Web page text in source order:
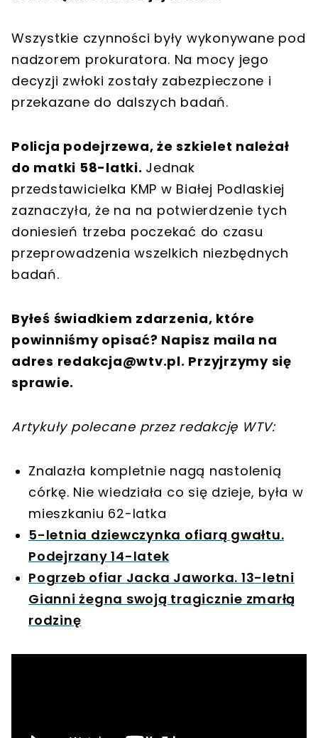
Wszystkie czynności były wykonywane pod
nadzorem prokuratora. Na mocy jego
decyzji zwłoki zostały zabezpieczone i
przekazane do dalszych badań.
Policja podejrzewa, że szkielet należał
do matki 58-latki. Jednak
przedstawicielka KMP w Białej Podlaskiej
zaznaczyła, że na na potwierdzenie tych
doniesień trzeba poczekać do czasu
przeprowadzenia wszelkich niezbędnych
badań.
Byłeś świadkiem zdarzenia, które
powinniśmy opisać? Napisz maila na
adres redakcja@wtv.pl. Przyjrzymy się
sprawie.
Artykuły polecane przez redakcję WTV:
Znalazła kompletnie nagą nastolenią
córkę. Nie wiedziała co się dzieje, była w
mieszkaniu 62-latka
5-letnia dziewczynka ofiarą gwałtu.
Podejrzany 14-latek
Pogrzeb ofiar Jacka Jaworka. 13-letni
Gianni żegna swoją tragicznie zmarłą
rodzinę